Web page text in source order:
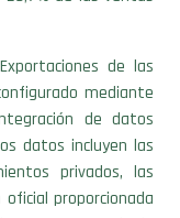
de las
mediante
de datos
datos incluyen las
privados, las
proporcionada
y Censos de la